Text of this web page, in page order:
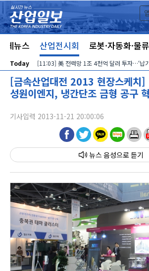
본문 바로가기
체뉴스 산업전시회 로봇·자동화·물류
Today
[금속산업대전 2013 현장스케치]
성원이엔지, 냉간단조 금형 공구
기사입력 2013-11-21 20:00:06
뉴스 음성